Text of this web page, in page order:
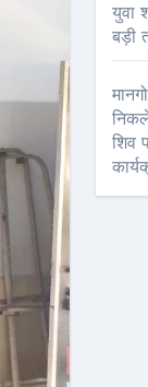
युवा
बड़ी
शिव